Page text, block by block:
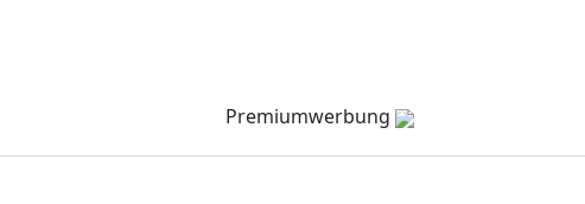
Premiumwerbung